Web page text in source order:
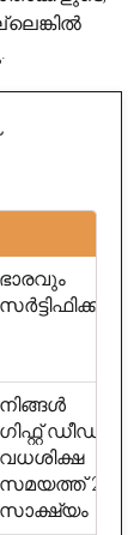
ഭാരവും
സർട്ടിഫിക്കറ്റ്
നിങ്ങൾ
ഗിഫ്റ്റ് ഡീഡ്
വധശിക്ഷ
സമയത്ത് 2
സാക്ഷ്യം